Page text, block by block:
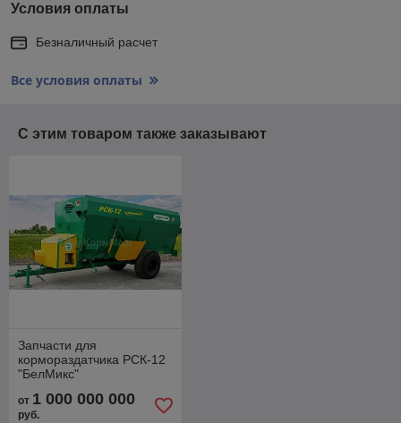
Условия оплаты
Безналичный расчет
Все условия оплаты
С этим товаром также заказывают
Запчасти для
кормораздатчика РСК-12
"БелМикс"
от 1 000 000 000
руб.